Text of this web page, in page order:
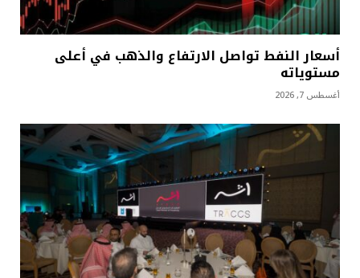
أسعار النفط تواصل الارتفاع والذهب في أعلى
مستوياته
أغسطس 7, 2026